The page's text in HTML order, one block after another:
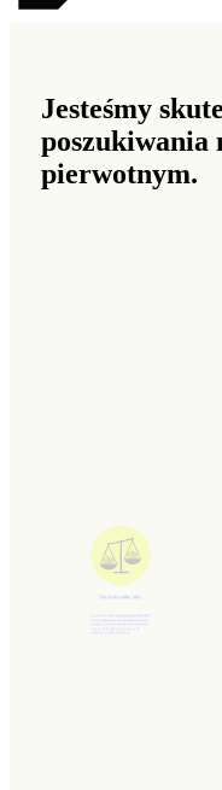
Jesteśmy
poszukiwania
pierwotnym.
Porównywarka ofert
porównywarki ofert
między poszczególnymi mieszkaniami